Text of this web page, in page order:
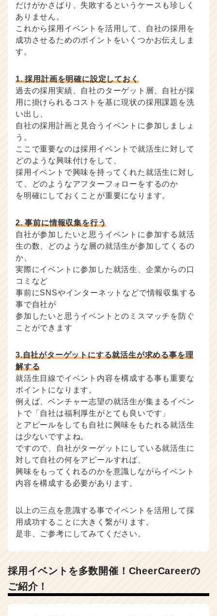
だけがかさばり、失敗するというケースも珍しく
ありません。
これから採用イベントを活用して、自社の採用を
成功させるためのポイントをいくつかお伝えしま
す。
1. 採用計画を明確に設定しておく
過去の採用実績、自社のターゲット層、自社が採
用に掛けられるコストを基に現状の採用課題を洗
い出し、
自社の採用計画と見合うイベントに参加しましょ
う。
ここで重要なのは採用イベントで就活生に対して
どのような興味付けをして、
採用イベントで興味を持ってくれた就活生に対し
て、どのようなアフターフォローをするのか
を明確にしておくことが重要になります。
2. 事前に情報収集を行う
自社が参加したいと思うイベントに参加する就活
生の数、どのような層の就活生が参加してくるの
か、
実際にイベントに参加した就活生、企業からの口
コミなど
事前にSNSやインターネットなどで情報収集する
事で自社が
参加したいと思うイベントとのミスマッチを防ぐ
ことができます
3.自社がターゲットにする就活生が求める事を理
解する
就活生目線でイベント内容を構成する事も重要な
ポイントになります。
例えば、ベンチャー志望の就活生が集まるイベン
トで「自社は福利厚生がとても良いです」
とアピールをしても自社に興味をもたれる就活生
は少ないですよね。
ですので、自社がターゲットにしている就活生に
対して自社の何をアピールすれば、
興味をもってくれるのかを意識しながらイベント
内容を構成する必要があります。
以上の三点を意識する事でイベントを活用して採
用成功することに大きく繋がります。
是非、ご参考にしてみてください。
採用イベントを多数開催！CheerCareerの
ご紹介！